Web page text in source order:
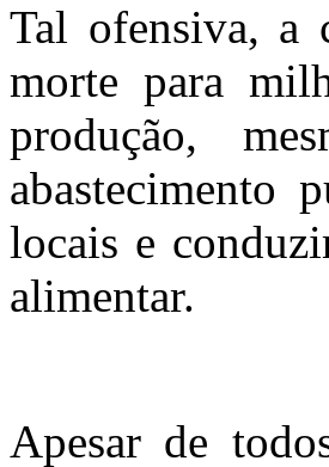
Tal ofensiva, a
morte para
produção,
abastecimento
locais e
alimentar.
Apesar de